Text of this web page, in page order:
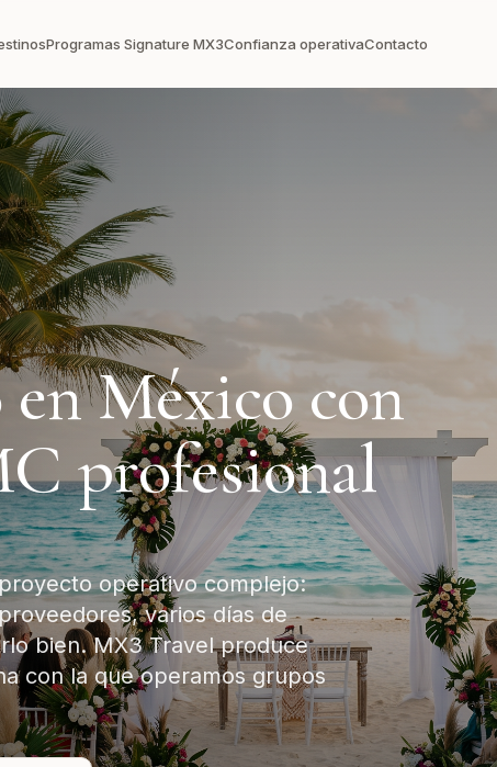
Programas Signature MX3Confianza operativaContacto
México con
profesional
operativo complejo:
varios días de
bien. MX3 Travel produce
con la que operamos grupos